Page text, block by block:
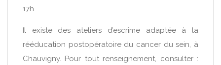
17h.
Il existe des ateliers d’escrime adaptée à la
rééducation postopératoire du cancer du sein, à
Chauvigny. Pour tout renseignement, consulter :